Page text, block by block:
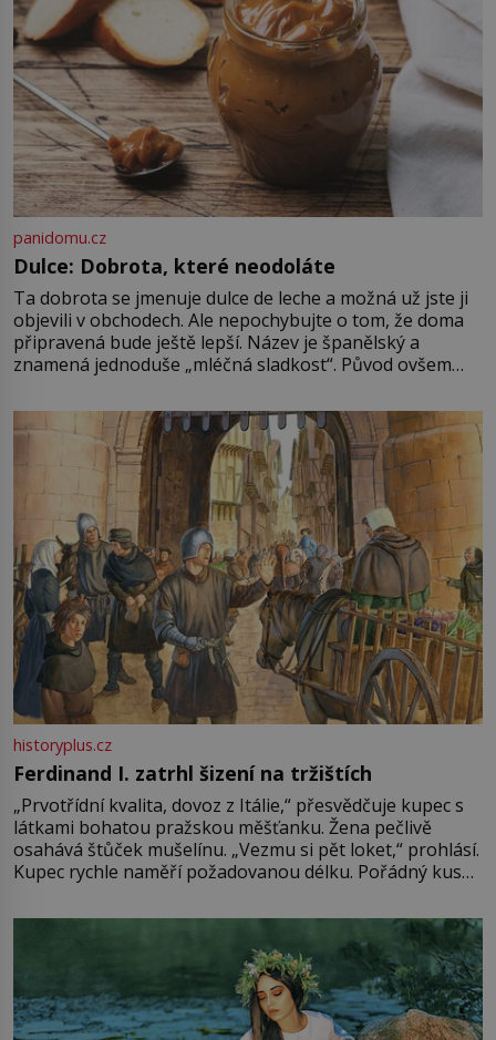
první […]
panidomu.cz
Dulce: Dobrota, které neodoláte
Ta dobrota se jmenuje dulce de leche a možná už jste ji
objevili v obchodech. Ale nepochybujte o tom, že doma
připravená bude ještě lepší. Název je španělský a
znamená jednoduše „mléčná sladkost“. Původ ovšem
pře hned několik latinskoamerických zemí a k tomu
Francie, kde se traduje,
historyplus.cz
Ferdinand I. zatrhl šizení na tržištích
„Prvotřídní kvalita, dovoz z Itálie,“ přesvědčuje kupec s
látkami bohatou pražskou měšťanku. Žena pečlivě
osahává štůček mušelínu. „Vezmu si pět loket,“ prohlásí.
Kupec rychle naměří požadovanou délku. Pořádný kus
milostpaní. Stačí jenom na sukni,“ zhodnotí švadlena
množství růžového mušelínu. „Ošidili vás, podívejte.“